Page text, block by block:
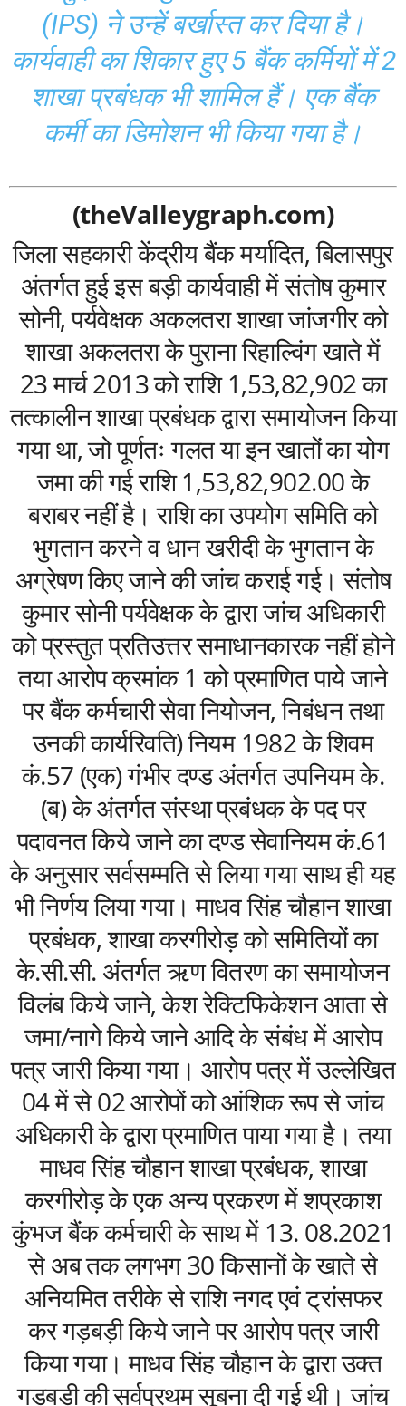
(IPS) ने उन्हें बर्खास्त कर दिया है।
कार्यवाही का शिकार हुए 5 बैंक कर्मियों में 2
शाखा प्रबंधक भी शामिल हैं। एक बैंक
कर्मी का डिमोशन भी किया गया है।
(theValleygraph.com)
जिला सहकारी केंद्रीय बैंक मर्यादित, बिलासपुर
अंतर्गत हुई इस बड़ी कार्यवाही में संतोष कुमार
सोनी, पर्यवेक्षक अकलतरा शाखा जांजगीर को
शाखा अकलतरा के पुराना रिहाल्विंग खाते में
23 मार्च 2013 को राशि 1,53,82,902 का
तत्कालीन शाखा प्रबंधक द्वारा समायोजन किया
गया था, जो पूर्णतः गलत या इन खातों का योग
जमा की गई राशि 1,53,82,902.00 के
बराबर नहीं है। राशि का उपयोग समिति को
भुगतान करने व धान खरीदी के भुगतान के
अग्रेषण किए जाने की जांच कराई गई। संतोष
कुमार सोनी पर्यवेक्षक के द्वारा जांच अधिकारी
को प्रस्तुत प्रतिउत्तर समाधानकारक नहीं होने
तया आरोप क्रमांक 1 को प्रमाणित पाये जाने
पर बैंक कर्मचारी सेवा नियोजन, निबंधन तथा
उनकी कार्यरिवति) नियम 1982 के शिवम
कं.57 (एक) गंभीर दण्ड अंतर्गत उपनियम के.
(ब) के अंतर्गत संस्था प्रबंधक के पद पर
पदावनत किये जाने का दण्ड सेवानियम कं.61
के अनुसार सर्वसम्मति से लिया गया साथ ही यह
भी निर्णय लिया गया। माधव सिंह चौहान शाखा
प्रबंधक, शाखा करगीरोड़ को समितियों का
के.सी.सी. अंतर्गत ऋण वितरण का समायोजन
विलंब किये जाने, केश रेक्टिफिकेशन आता से
जमा/नागे किये जाने आदि के संबंध में आरोप
पत्र जारी किया गया। आरोप पत्र में उल्लेखित
04 में से 02 आरोपों को आंशिक रूप से जांच
अधिकारी के द्वारा प्रमाणित पाया गया है। तया
माधव सिंह चौहान शाखा प्रबंधक, शाखा
करगीरोड़ के एक अन्य प्रकरण में शप्रकाश
कुंभज बैंक कर्मचारी के साथ में 13. 08.2021
से अब तक लगभग 30 किसानों के खाते से
अनियमित तरीके से राशि नगद एवं ट्रांसफर
कर गड़बड़ी किये जाने पर आरोप पत्र जारी
किया गया। माधव सिंह चौहान के द्वारा उक्त
गड़बड़ी की सर्वप्रथम सूबना दी गई थी। जांच